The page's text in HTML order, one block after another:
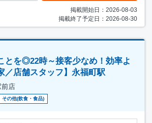
掲載開始日：2026-08-03
掲載終了予定日：2026-08-30
とを◎22時～接客少なめ！効率よ
／店舗スタッフ】永福町駅
店
その他(飲食・食品)